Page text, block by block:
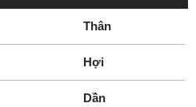
Thân
Hợi
Dần